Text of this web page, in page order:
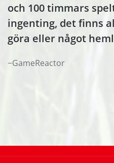
och 100 timmars
ingenting, det finns
göra eller något
−GameReactor